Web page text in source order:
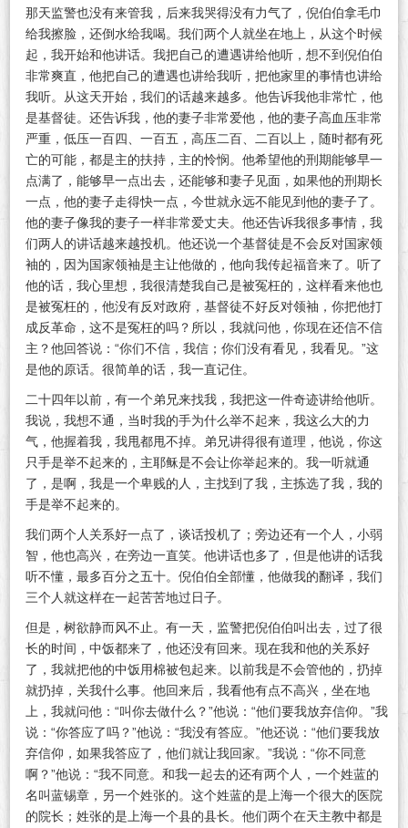
那天监警也没有来管我，后来我哭得没有力气了，倪伯伯拿毛巾
给我擦脸，还倒水给我喝。我们两个人就坐在地上，从这个时候
起，我开始和他讲话。我把自己的遭遇讲给他听，想不到倪伯伯
非常爽直，他把自己的遭遇也讲给我听，把他家里的事情也讲给
我听。从这天开始，我们的话越来越多。他告诉我他非常忙，他
是基督徒。还告诉我，他的妻子非常爱他，他的妻子高血压非常
严重，低压一百四、一百五，高压二百、二百以上，随时都有死
亡的可能，都是主的扶持，主的怜悯。他希望他的刑期能够早一
点满了，能够早一点出去，还能够和妻子见面，如果他的刑期长
一点，他的妻子走得快一点，今世就永远不能见到他的妻子了。
他的妻子像我的妻子一样非常爱丈夫。他还告诉我很多事情，我
们两人的讲话越来越投机。他还说一个基督徒是不会反对国家领
袖的，因为国家领袖是主让他做的，他向我传起福音来了。听了
他的话，我心里想，我很清楚我自己是被冤枉的，这样看来他也
是被冤枉的，他没有反对政府，基督徒不好反对领袖，你把他打
成反革命，这不是冤枉的吗？所以，我就问他，你现在还信不信
主？他回答说：“你们不信，我信；你们没有看见，我看见。”这
是他的原话。很简单的话，我一直记住。
二十四年以前，有一个弟兄来找我，我把这一件奇迹讲给他听。
我说，我想不通，当时我的手为什么举不起来，我这么大的力
气，他握着我，我甩都甩不掉。弟兄讲得很有道理，他说，你这
只手是举不起来的，主耶稣是不会让你举起来的。我一听就通
了，是啊，我是一个卑贱的人，主找到了我，主拣选了我，我的
手是举不起来的。
我们两个人关系好一点了，谈话投机了；旁边还有一个人，小弱
智，他也高兴，在旁边一直笑。他讲话也多了，但是他讲的话我
听不懂，最多百分之五十。倪伯伯全部懂，他做我的翻译，我们
三个人就这样在一起苦苦地过日子。
但是，树欲静而风不止。有一天，监警把倪伯伯叫出去，过了很
长的时间，中饭都来了，他还没有回来。现在我和他的关系好
了，我就把他的中饭用棉被包起来。以前我是不会管他的，扔掉
就扔掉，关我什么事。他回来后，我看他有点不高兴，坐在地
上，我就问他：“叫你去做什么？”他说：“他们要我放弃信仰。”我
说：“你答应了吗？”他说：“我没有答应。”他还说：“他们要我放
弃信仰，如果我答应了，他们就让我回家。”我说：“你不同意
啊？”他说：“我不同意。和我一起去的还有两个人，一个姓蓝的
名叫蓝锡章，另一个姓张的。这个姓蓝的是上海一个很大的医院
的院长；姓张的是上海一个县的县长。他们两个在天主教中都是